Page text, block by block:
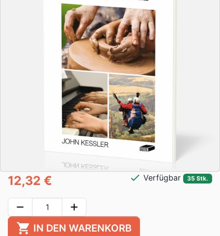
12,32 € check Verfügbar 35 Stk.
remove add
shopping_cart IN DEN WARENKORB